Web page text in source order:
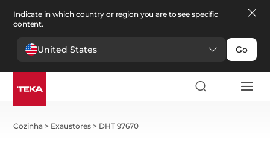
Indicate in which country or region you are to see specific
content.
United States Go
Cozinha > Exaustores > DHT 97670